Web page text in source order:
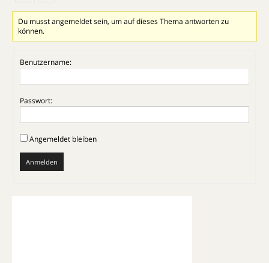
Du musst angemeldet sein, um auf dieses Thema antworten zu
können.
Benutzername:
Passwort:
Angemeldet bleiben
Anmelden